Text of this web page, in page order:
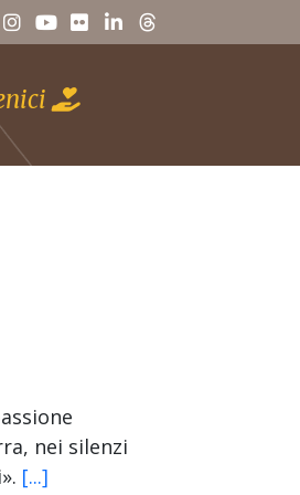
nei silenzi
[...]